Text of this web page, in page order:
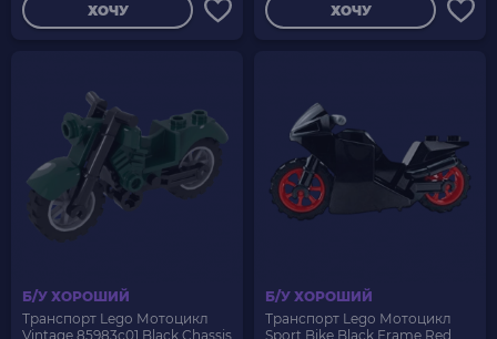
ХОЧУ ХОЧУ
Б/У ХОРОШИЙ
Транспорт Lego Мотоцикл
Vintage 85983c01 Black Chassis
Б/У ХОРОШИЙ
Транспорт Lego Мотоцикл
Sport Bike Black Frame Red